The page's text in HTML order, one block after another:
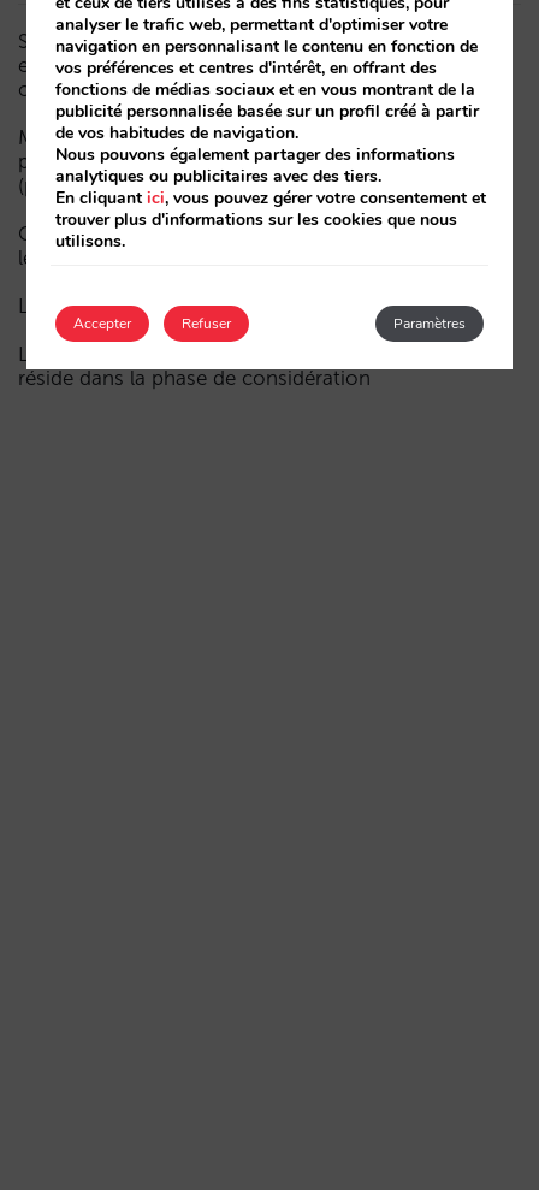
Sarai intègre le multi-room : réservations complexes
et demande à forte valeur, désormais aussi en
conversation
Moins de campagnes, plus d’intelligence : manuel IA
pour actualiser le marketing digital de votre hôtel
(partie 1)
Comment un hôtel apparaît dans les assistants d’IA :
les trois couches de visibilité
La fin de l’ère « Book on Metasearch »
Le funnel dans l’IA est cassé. La clé pour le réparer
réside dans la phase de considération
analyser le trafic web, permettant d'optimiser votre
navigation en personnalisant le contenu en fonction de
vos préférences et centres d'intérêt, en offrant des
fonctions de médias sociaux et en vous montrant de la
publicité personnalisée basée sur un profil créé à partir
de vos habitudes de navigation.
Nous pouvons également partager des informations
analytiques ou publicitaires avec des tiers.
En cliquantici, vous pouvez gérer votre consentement et
trouver plus d'informations sur les cookies que nous
utilisons.
Accepter Paramètres
Refuser